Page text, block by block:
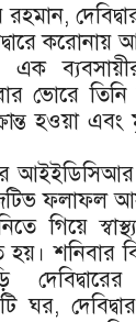
করোনায়
ভোরে তিনি
হওয়া
ফলাফল
গিয়ে
হয়। শনিবার
ঘর,